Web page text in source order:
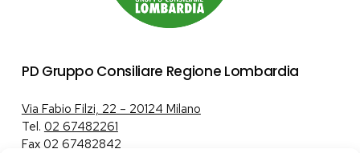
PD Gruppo Consiliare Regione Lombardia
Via Fabio Filzi, 22 – 20124 Milano
Tel. 02 67482261
Fax 02 67482842